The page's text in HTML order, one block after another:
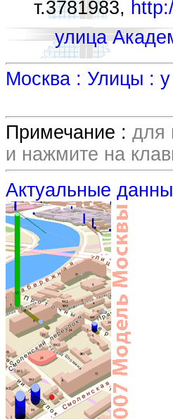
т.3781983,
улица
Москва : Улицы : у
Примечание : для
и нажмите на
Актуальные